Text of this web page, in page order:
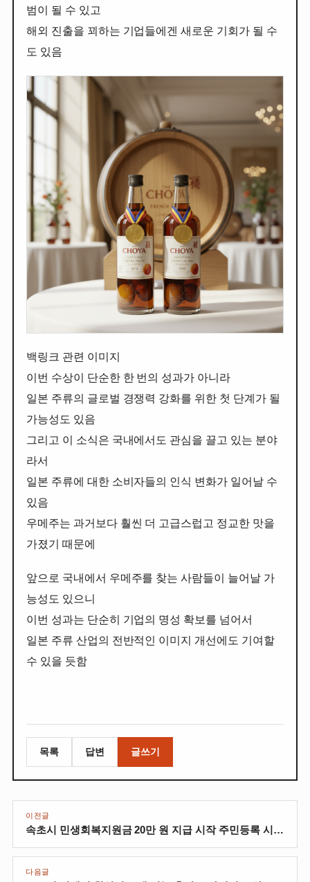
범이 될 수 있고
해외 진출을 꾀하는 기업들에겐 새로운 기회가 될 수
도 있음
백링크 관련 이미지
이번 수상이 단순한 한 번의 성과가 아니라
일본 주류의 글로벌 경쟁력 강화를 위한 첫 단계가 될
가능성도 있음
그리고 이 소식은 국내에서도 관심을 끌고 있는 분야
라서
일본 주류에 대한 소비자들의 인식 변화가 일어날 수
있음
우메주는 과거보다 훨씬 더 고급스럽고 정교한 맛을
가졌기 때문에
앞으로 국내에서 우메주를 찾는 사람들이 늘어날 가
능성도 있으니
이번 성과는 단순히 기업의 명성 확보를 넘어서
일본 주류 산업의 전반적인 이미지 개선에도 기여할
수 있을 듯함
목록 답변 글쓰기
이전글
속초시 민생회복지원금 20만 원 지급 시작 주민등록 시민과 결혼이민자도 대상
다음글